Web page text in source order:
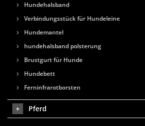
Hundehalsband
Verbindungsstück für Hundeleine
Hundemantel
hundehalsband polsterung
Brustgurt für Hunde
Hundebett
Ferninfrarotborsten
Pferd